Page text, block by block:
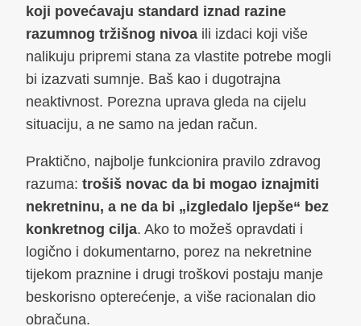
koji povećavaju standard iznad razine
razumnog tržišnog nivoa ili izdaci koji više
nalikuju pripremi stana za vlastite potrebe mogli
bi izazvati sumnje. Baš kao i dugotrajna
neaktivnost. Porezna uprava gleda na cijelu
situaciju, a ne samo na jedan račun.
Praktično, najbolje funkcionira pravilo zdravog
razuma: trošiš novac da bi mogao iznajmiti
nekretninu, a ne da bi „izgledalo ljepše“ bez
konkretnog cilja. Ako to možeš opravdati i
logično i dokumentarno, porez na nekretnine
tijekom praznine i drugi troškovi postaju manje
beskorisno opterećenje, a više racionalan dio
obračuna.